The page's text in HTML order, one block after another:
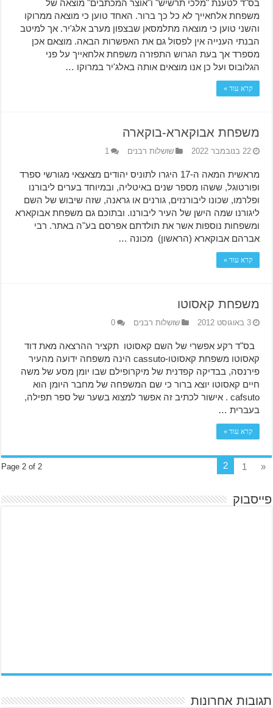
בס"ד לטענת "מלכי תרשיש" ו"אוצר המכתבים" מוצאה של
משפחת אלחאייך לא כל כך ברור. האחד טוען כי מוצאה ממרוקו
והשני טוען כי מוצאה מתלמסאן שבצפון מערב אלג'יר. אך למיטב
הבנתי הענייה אין לפסול גם את האפשרות הבאה. מוצאם אכן
מספרד אך בעת הגרוש התפזרה משפחת אלחאייך על פני
הגלובוס ועל כן אנו מוצאים אותה באלג'יר במרוקו …
קרא עוד »
משפחת אבוקארא-בוקארה
22 בנובמבר 2022 שושלות רבנים 1
מראשית המאה ה-17 היגרו לתוניס יהודים מצאצאי מגורשי ספרד
ופורטוגל, ששהו מספר שנים באיטליה, ובמיוחד בערים ליבורנו
ופלרמו, שכונו ליבורנזים, גורנים או גראנה, שזה שיבוש של השם
ליגורנו שמה הישן של העיר ליבורנו. ובתוכם גם משפחת אבוקארא
ומשפחות נוספות אשר את תולדתם אפרסם בע"ה באתר. רבי
אברהם אבוקארא (הראשון) מכונה …
קרא עוד »
משפחת קאסוטו
3 באוגוסט 2012 שושלות רבנים 0
בס"ד רקע אפשרי של השם קאסוטו תקציר ההרצאה מאת דוד
קאסוטו משפחת קאסוטו-cassuto הינה משפחה ידועה מהעיר
פירנסה, בבדיקה קפדנית של מיקרופילם שבו יומן מסע של משה
חיים קאסוטו יוצא ברור כי שם המשפחה של מחבר היומן הוא
cafsuto . אישור לכתיב זה אפשר למצוא בשער של ספר תפילה,
בעברית …
קרא עוד »
Page 2 of 2 «
1
2
פייסבוק
תגובות אחרונות